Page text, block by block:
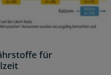
für